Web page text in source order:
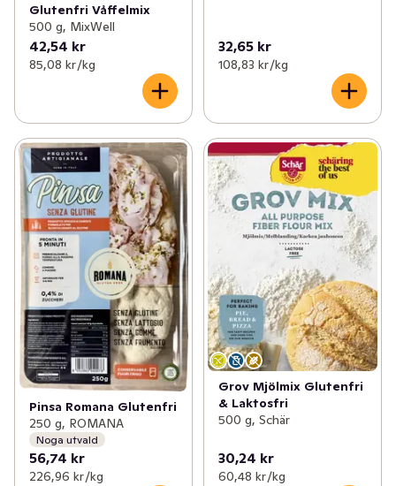
Glutenfri Våffelmix
500 g, MixWell
42,54 kr
85,08 kr /kg
32,65 kr
108,83 kr /kg
Pinsa Romana Glutenfri
250 g, ROMANA
Noga utvald
56,74 kr
226,96 kr /kg
Grov Mjölmix Glutenfri
& Laktosfri
500 g, Schär
30,24 kr
60,48 kr /kg